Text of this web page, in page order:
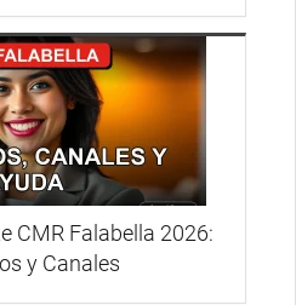
CMR Falabella 2026:
y Canales